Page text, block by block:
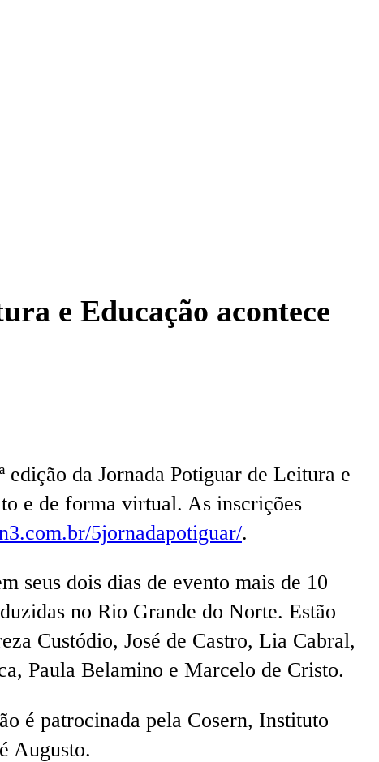
e Educação acontece
da Jornada Potiguar de Leitura e
e de forma virtual. As inscrições
5jornadapotiguar/.
seus dois dias de evento mais de 10
no Rio Grande do Norte. Estão
Custódio, José de Castro, Lia Cabral,
Paula Belamino e Marcelo de Cristo.
é patrocinada pela Cosern, Instituto
Augusto.